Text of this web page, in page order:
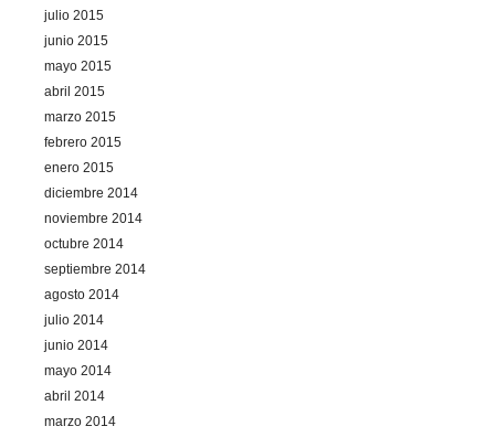
julio 2015
junio 2015
mayo 2015
abril 2015
marzo 2015
febrero 2015
enero 2015
diciembre 2014
noviembre 2014
octubre 2014
septiembre 2014
agosto 2014
julio 2014
junio 2014
mayo 2014
abril 2014
marzo 2014